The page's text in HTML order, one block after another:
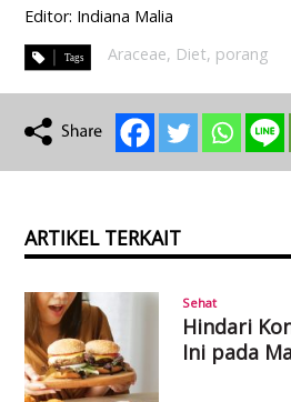
Editor: Indiana Malia
Araceae, Diet, porang
ARTIKEL TERKAIT
Sehat
Hindari
Ini pada